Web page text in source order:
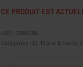
CE PRODUIT EST
2280096
Catégories :
10-15 ans Enfants